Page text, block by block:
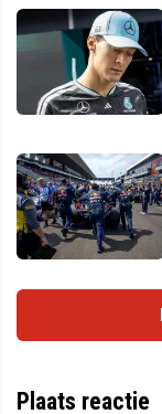
Plaats reactie